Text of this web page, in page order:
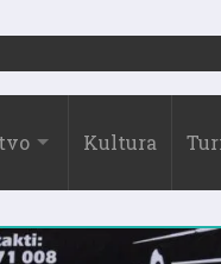
19:10
Kultura